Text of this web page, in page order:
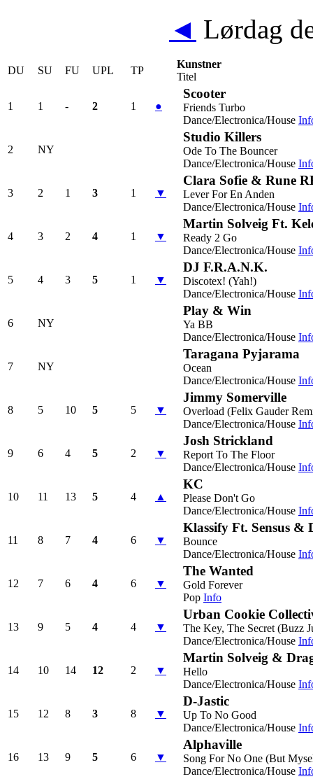
◄ Lørdag
DU SU FU UPL TP
Kunstner
Titel
1 1 - 2 1 ●
Scooter
Friends Turbo
Dance/Electronica/House
2 NY
Studio Killers
Ode To The Bouncer
Dance/Electronica/House
3 2 1 3 1 ▼
Clara Sofie & Rune
Lever For En Anden
Dance/Electronica/House
4 3 2 4 1 ▼
Martin Solveig Ft.
Ready 2 Go
Dance/Electronica/House
5 4 3 5 1 ▼
DJ F.R.A.N.K.
Discotex! (Yah!)
Dance/Electronica/House
6 NY
Play & Win
Ya BB
Dance/Electronica/House
7 NY
Taragana Pyjarama
Ocean
Dance/Electronica/House
8 5 10 5 5 ▼
Jimmy Somerville
Overload (Felix Gauder
Dance/Electronica/House
9 6 4 5 2 ▼
Josh Strickland
Report To The Floor
Dance/Electronica/House
10 11 13 5 4 ▲
KC
Please Don't Go
Dance/Electronica/House
11 8 7 4 6 ▼
Klassify Ft. Sensus &
Bounce
Dance/Electronica/House
12 7 6 4 6 ▼
The Wanted
Gold Forever
Pop Info
13 9 5 4 4 ▼
Urban Cookie
The Key, The Secret (Buzz
Dance/Electronica/House
14 10 14 12 2 ▼
Martin Solveig &
Hello
Dance/Electronica/House
15 12 8 3 8 ▼
D-Jastic
Up To No Good
Dance/Electronica/House
16 13 9 5 6 ▼
Alphaville
Song For No One (But
Dance/Electronica/House